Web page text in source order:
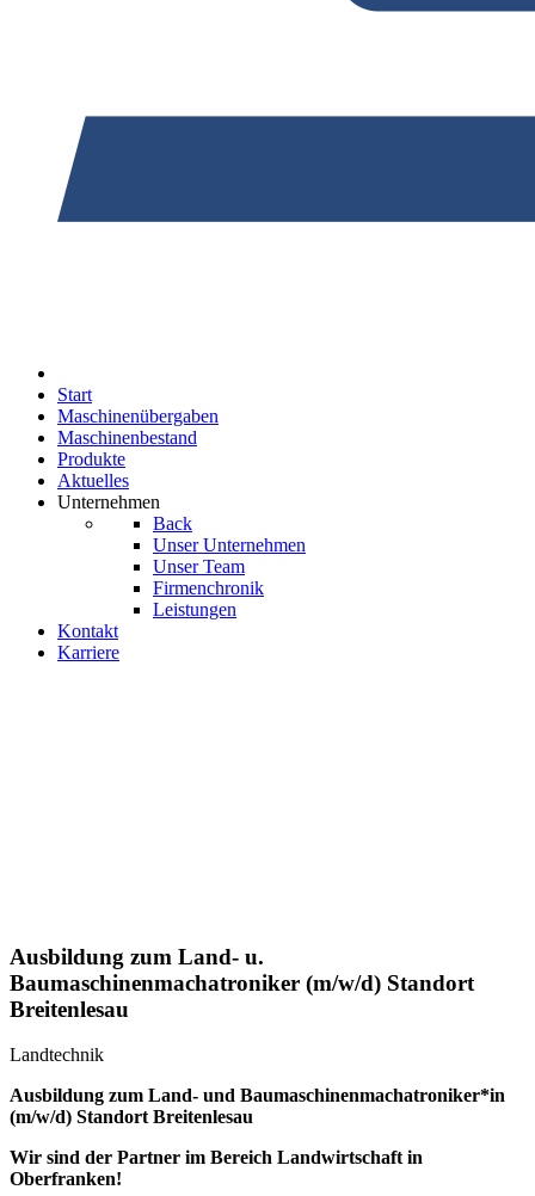
Start
Maschinenübergaben
Maschinenbestand
Produkte
Aktuelles
Unternehmen
Back
Unser Unternehmen
Unser Team
Firmenchronik
Leistungen
Kontakt
Karriere
Ausbildung zum Land- u.
Baumaschinenmachatroniker (m/w/d) Standort
Breitenlesau
Landtechnik
Ausbildung zum Land- und Baumaschinenmachatroniker*in
(m/w/d) Standort Breitenlesau
Wir sind der Partner im Bereich Landwirtschaft in
Oberfranken!